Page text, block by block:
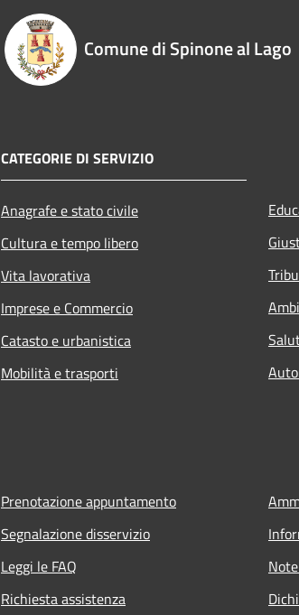
Comune di Spinone al Lago
CATEGORIE DI SERVIZIO
Anagrafe e stato civile
Cultura e tempo libero
Vita lavorativa
Imprese e Commercio
Catasto e urbanistica
Mobilità e trasporti
Prenotazione appuntamento
Segnalazione disservizio
Leggi le FAQ
Richiesta assistenza